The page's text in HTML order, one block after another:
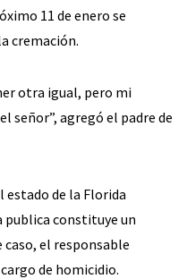
11 de enero se
cremación.
otra igual, pero mi
señor”, agregó el padre de
estado de la Florida
publica constituye un
el responsable
de homicidio.